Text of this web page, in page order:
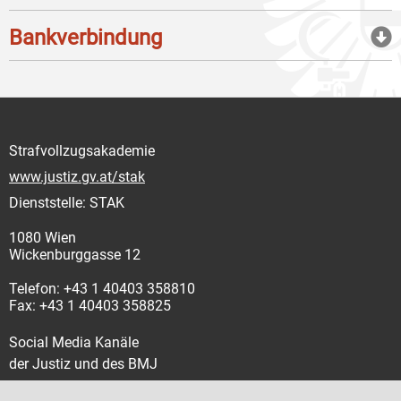
Bankverbindung
Strafvollzugsakademie
www.justiz.gv.at/stak
Dienststelle: STAK
1080 Wien
Wickenburggasse 12
Telefon: +43 1 40403 358810
Fax: +43 1 40403 358825
Social Media Kanäle
der Justiz und des BMJ